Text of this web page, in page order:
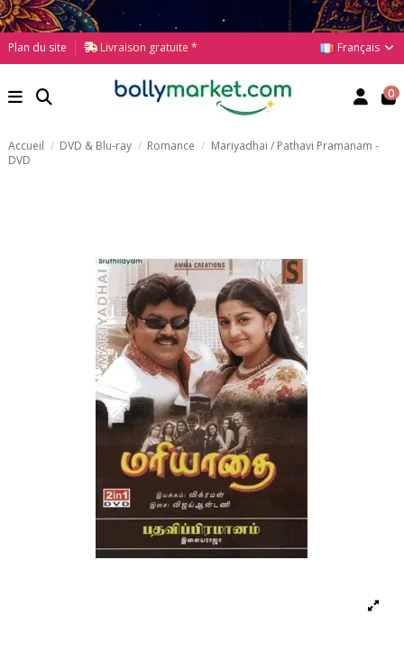
Plan du site Livraison gratuite * Français
0
Accueil DVD & Blu-ray Romance
Mariyadhai / Pathavi Pramanam -
DVD